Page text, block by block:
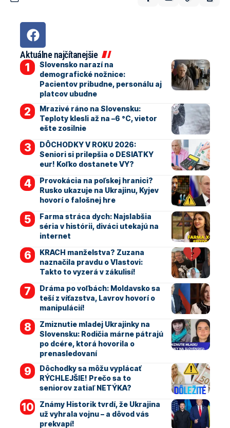
Aktuálne najčítanejšie
Slovensko narazí na
demografické nožnice:
Pacientov pribudne, personálu aj
platcov ubudne
Mrazivé ráno na Slovensku:
Teploty klesli až na –6 °C, vietor
ešte zosilnie
DÔCHODKY V ROKU 2026:
Seniori si prilepšia o DESIATKY
eur! Koľko dostanete VY?
Provokácia na poľskej hranici?
Rusko ukazuje na Ukrajinu, Kyjev
hovorí o falošnej hre
Farma stráca dych: Najslabšia
séria v histórii, diváci utekajú na
internet
KRACH manželstva? Zuzana
naznačila pravdu o Vlastovi:
Takto to vyzerá v zákulisí!
Dráma po voľbách: Moldavsko sa
teší z víťazstva, Lavrov hovorí o
manipulácií!
Zmiznutie mladej Ukrajinky na
Slovensku: Rodičia márne pátrajú
po dcére, ktorá hovorila o
prenasledovaní
Dôchodky sa môžu vyplácať
RÝCHLEJŠIE! Prečo sa to
seniorov zatiaľ NETÝKA?
Známy Historik tvrdí, že Ukrajina
už vyhrala vojnu – a dôvod vás
prekvapí!